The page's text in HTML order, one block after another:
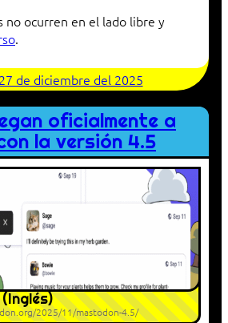
no ocurren en el lado libre y
.
de diciembre del 2025
oficialmente a
la versión 4.5
2025/11/mastodon-4.5/